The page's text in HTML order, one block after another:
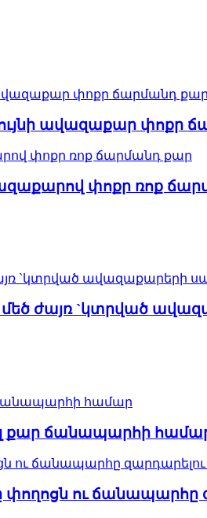
ավազաքար
փոքր ռոք
մեծ ժայռ `կտրված
քար ճանապարհի
փողոցն ու ճանապարհը